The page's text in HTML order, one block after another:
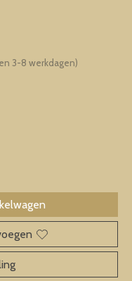
3-8 werkdagen)